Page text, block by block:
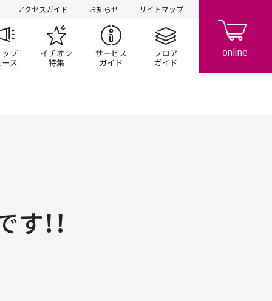
アクセスガイド お知らせ サイトマップ
ン
プ一覧 ショップニュースイチオシ特集 サービスガイドフロアガイド
！！